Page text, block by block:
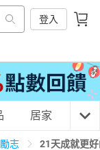
登入
居家 3C
志 21天成就更